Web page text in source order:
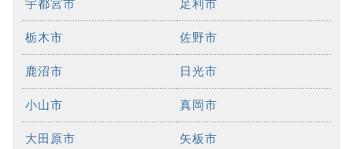
宇都宮市 足利市
栃木市 佐野市
鹿沼市 日光市
小山市 真岡市
大田原市 矢板市